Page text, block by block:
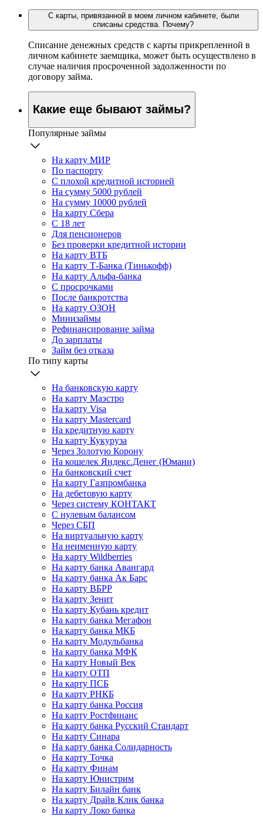
С карты, привязанной в моем личном кабинете, были
списаны средства. Почему?
Списание денежных средств с карты прикрепленной в
личном кабинете заемщика, может быть осуществлено в
случае наличия просроченной задолженности по
договору займа.
Какие еще бывают займы?
Популярные займы
На карту МИР
По паспорту
С плохой кредитной историей
На сумму 5000 рублей
На сумму 10000 рублей
На карту Сбера
С 18 лет
Для пенсионеров
Без проверки кредитной истории
На карту ВТБ
На карту Т-Банка (Тинькофф)
На карту Альфа-банка
С просрочками
После банкротства
На карту ОЗОН
Минизаймы
Рефинансирование займа
До зарплаты
Займ без отказа
По типу карты
На банковскую карту
На карту Маэстро
На карту Visa
На карту Mastercard
На кредитную карту
На карту Кукуруза
Через Золотую Корону
На кошелек Яндекс.Денег (Юмани)
На банковский счет
На карту Газпромбанка
На дебетовую карту
Через систему КОНТАКТ
С нулевым балансом
Через СБП
На виртуальную карту
На неименную карту
На карту Wildberries
На карту банка Авангард
На карту банка Ак Барс
На карту ВБРР
На карту Зенит
На карту Кубань кредит
На карту банка Мегафон
На карту банка МКБ
На карту Модульбанка
На карту банка МФК
На карту Новый Век
На карту ОТП
На карту ПСБ
На карту РНКБ
На карту банка Россия
На карту Ростфинанс
На карту банка Русский Стандарт
На карту Синара
На карту банка Солидарность
На карту Точка
На карту Финам
На карту Юнистрим
На карту Билайн банк
На карту Драйв Клик банка
На карту Локо банка